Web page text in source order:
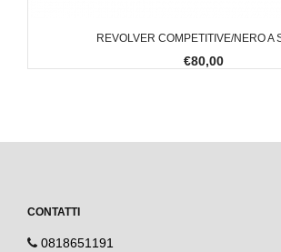
REVOLVER COMPETITIVE/NERO A
€80,00
CONTATTI
0818651191